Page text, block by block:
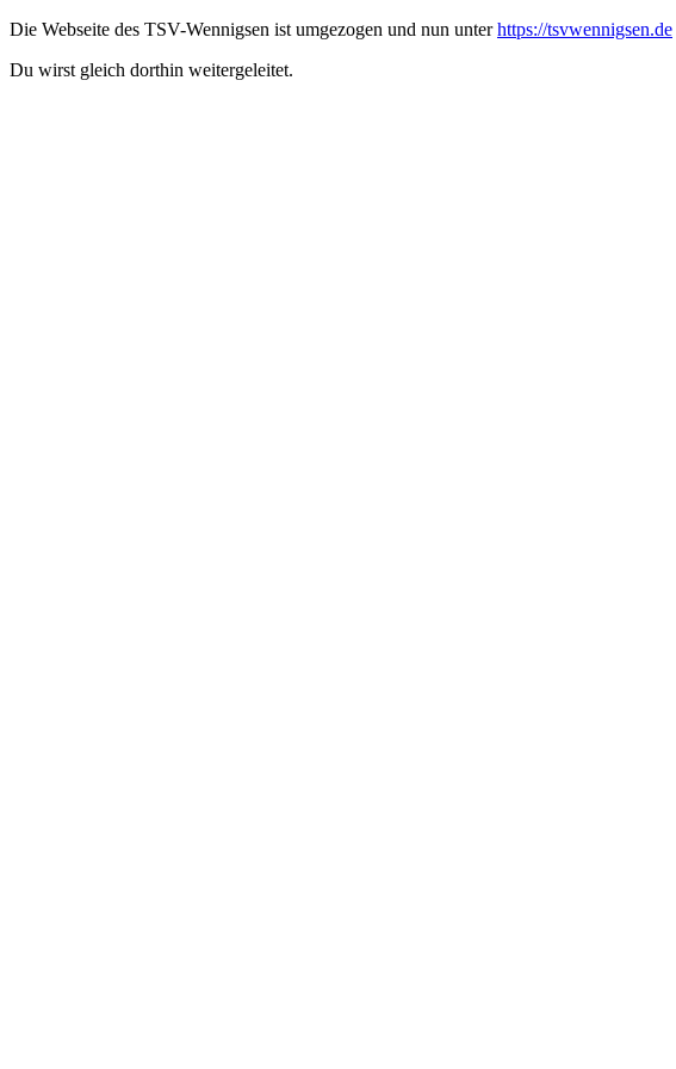
Die Webseite des TSV-Wennigsen ist umgezogen und nun unterhttps://tsvwennigsen.de
Du wirst gleich dorthin weitergeleitet.